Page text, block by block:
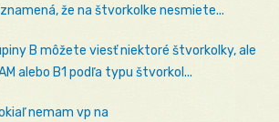
že na štvorkolke nesmiete...
B môžete viesť niektoré štvorkolky, ale
alebo B1 podľa typu štvorkol...
nemam vp na